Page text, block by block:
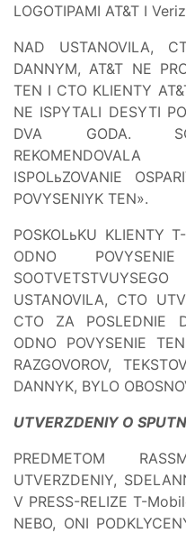
LOGOTIPAMI AT&T I
NAD USTANOVILA,
DANNYM, AT&T NE
TEN I CTO KLIENTY
NE ISPYTALI DESYTI
DVA GODA.
ISPOLьZOVANIE
POVYSENIYK TEN».
POSKOLьKU KLIENTY
ODNO
USTANOVILA, CTO
CTO ZA POSLEDNIE
ODNO POVYSENIE
RAZGOVOROV,
DANNYK, BYLO
UTVERZDENIY O
PREDMETOM
UTVERZDENIY,
V PRESS-RELIZE T-
NEBO, ONI